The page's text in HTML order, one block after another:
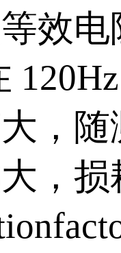
效电
，
，